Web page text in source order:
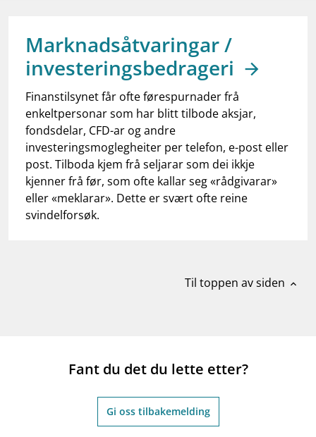
dashboardInformasjon for investorer
notifications_noneAbonner på nyhetsvarsel
Marknadsåtvaringar /
investeringsbedrageri
Finanstilsynet får ofte førespurnader frå
enkeltpersonar som har blitt tilbode aksjar,
fondsdelar, CFD-ar og andre
investeringsmoglegheiter per telefon, e-post eller
post. Tilboda kjem frå seljarar som dei ikkje
kjenner frå før, som ofte kallar seg «rådgivarar»
eller «meklarar». Dette er svært ofte reine
svindelforsøk.
Til toppen av siden expand_less
Fant du det du lette etter?
Gi oss tilbakemelding